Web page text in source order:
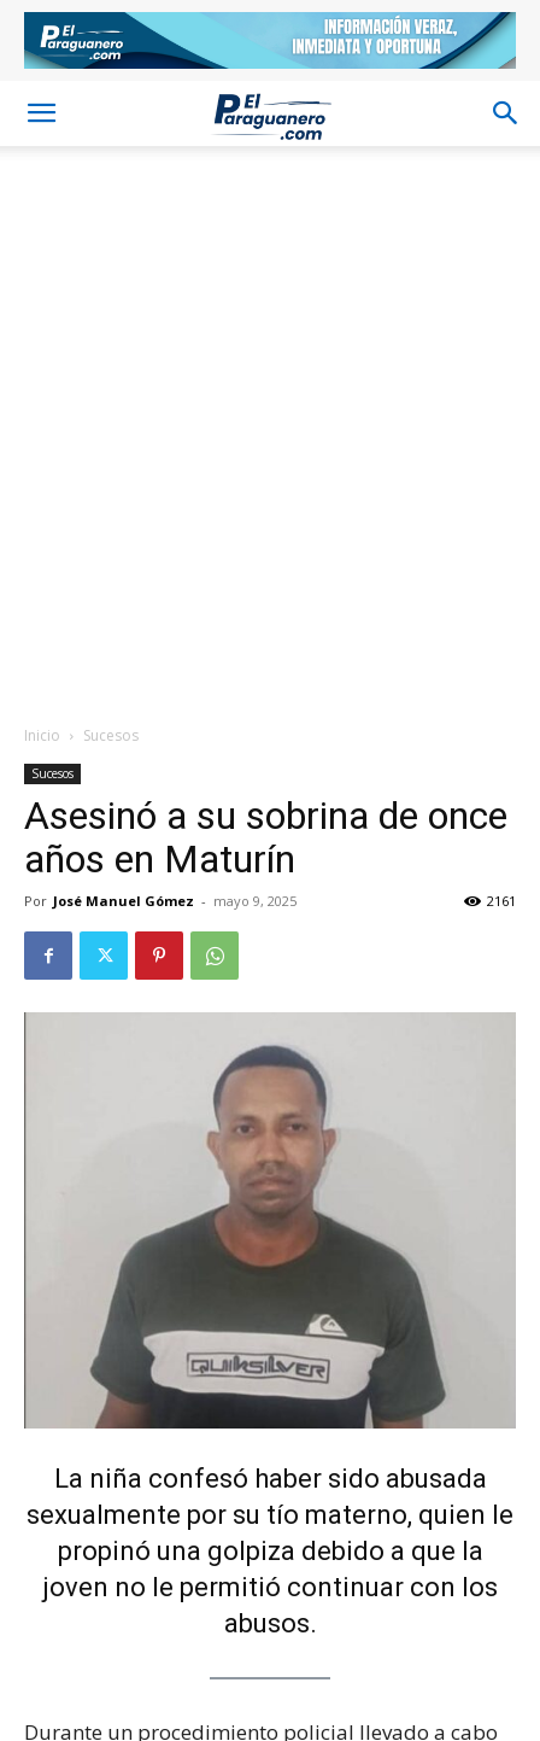
Inicio Sucesos
Sucesos
Asesinó a su sobrina de once
años en Maturín
Por José Manuel Gómez - mayo 9, 2025 2161
La niña confesó haber sido abusada
sexualmente por su tío materno, quien le
propinó una golpiza debido a que la
joven no le permitió continuar con los
abusos.
Durante un procedimiento policial llevado a cabo